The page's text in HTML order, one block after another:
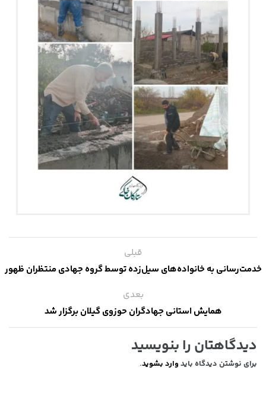
قبلی
خدمت‌رسانی به خانواده‌های سیل‌زده توسط گروه جهادی منتظران ظهور
بعدی
همایش استانی جهادگران حوزوی گیلان برگزار شد
دیدگاهتان را بنویسید
برای نوشتن دیدگاه باید وارد بشوید.